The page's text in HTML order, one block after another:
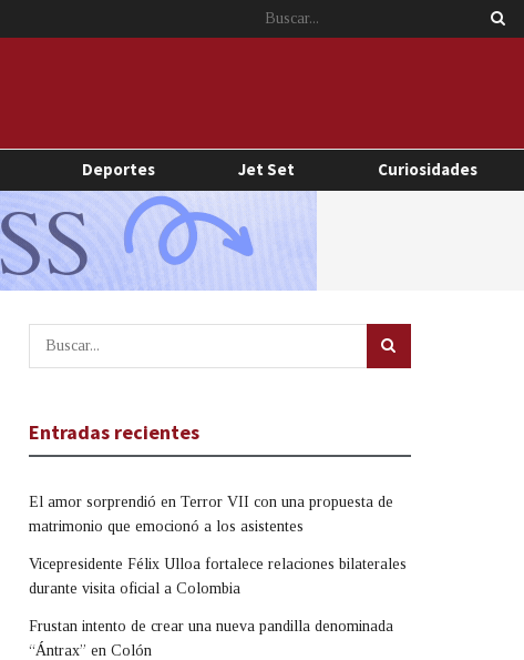
Deportes Jet Set Curiosidades
Entradas recientes
El amor sorprendió en Terror VII con una propuesta de
matrimonio que emocionó a los asistentes
Vicepresidente Félix Ulloa fortalece relaciones bilaterales
durante visita oficial a Colombia
Frustan intento de crear una nueva pandilla denominada
“Ántrax” en Colón